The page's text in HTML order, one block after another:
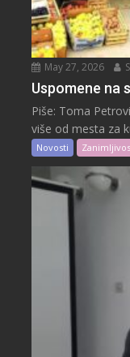
May 27, 2026
Uspomene na
Piše: Toma
više od mesta za
Novosti